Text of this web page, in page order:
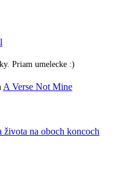
Priam umelecke :)
A Verse Not Mine
života na oboch koncoch